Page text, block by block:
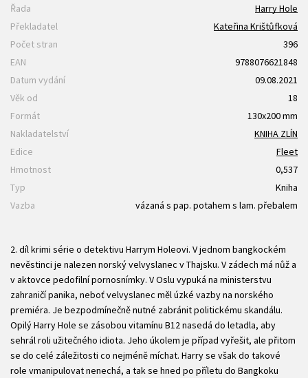
Řada
Harry Hole
Překladatel
Kateřina Krištůfková
Počet stran
396
EAN
9788076621848
Datum vydání
09.08.2021
Věk od
18
Formát
130x200 mm
Nakladatelství
KNIHA ZLÍN
Edice
Fleet
Hmotnost
0,537
Typ
Kniha
Vazba
vázaná s pap. potahem s lam. přebalem
2. díl krimi série o detektivu Harrym Holeovi. V jednom bangkockém
nevěstinci je nalezen norský velvyslanec v Thajsku. V zádech má nůž a
v aktovce pedofilní pornosnímky. V Oslu vypuká na ministerstvu
zahraničí panika, neboť velvyslanec měl úzké vazby na norského
premiéra. Je bezpodmínečně nutné zabránit politickému skandálu.
Opilý Harry Hole se zásobou vitamínu B12 nasedá do letadla, aby
sehrál roli užitečného idiota. Jeho úkolem je případ vyřešit, ale přitom
se do celé záležitosti co nejméně míchat. Harry se však do takové
role vmanipulovat nenechá, a tak se hned po příletu do Bangkoku